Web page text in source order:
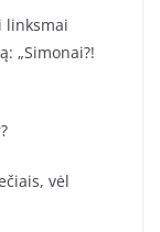
linksmai
„Simonai?!
vėl